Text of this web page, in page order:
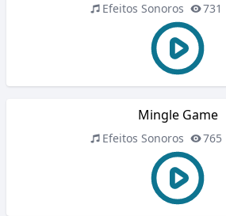
Efeitos Sonoros 731
Mingle Game
Efeitos Sonoros 765